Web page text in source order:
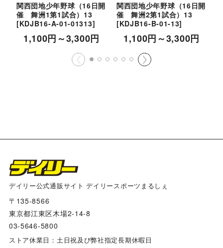
関西団地少年野球（16日開
催 舞洲1第1試合）13
[KDJB16-A-01-01313]
1,100円～3,300円
関西団地少年野球（16日開
催 舞洲2第1試合）13
[KDJB16-B-01-13]
1,100円～3,300円
デイリー公式通販サイト デイリースポーツまるしぇ
〒135-8566
東京都江東区木場2-14-8
03-5646-5800
ストア休業日：土日祝及び弊社指定長期休暇日